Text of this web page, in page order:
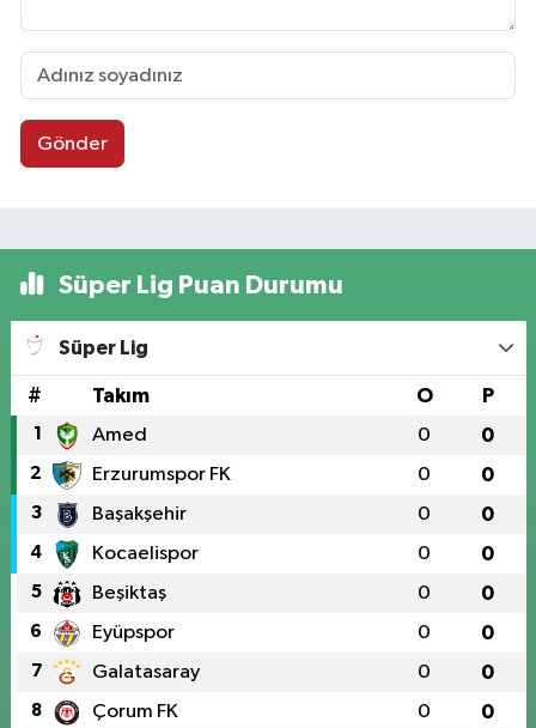
Gönder
Süper Lig Puan Durumu
Süper Lig
# Takım O P
1 Amed 0 0
2 Erzurumspor FK 0 0
3 Başakşehir 0 0
4 Kocaelispor 0 0
5 Beşiktaş 0 0
6 Eyüpspor 0 0
7 Galatasaray 0 0
8 Çorum FK 0 0